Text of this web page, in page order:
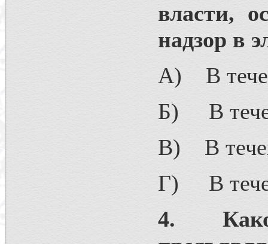
власти,
надзор в
А) В
Б) В
В) В
Г) В
4.